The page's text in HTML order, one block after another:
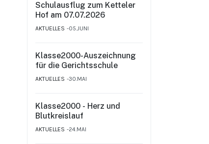
Schulausflug zum Ketteler
Hof am 07.07.2026
AKTUELLES 05.JUNI
Klasse2000-Auszeichnung
für die Gerichtsschule
AKTUELLES 30.MAI
Klasse2000 - Herz und
Blutkreislauf
AKTUELLES 24.MAI